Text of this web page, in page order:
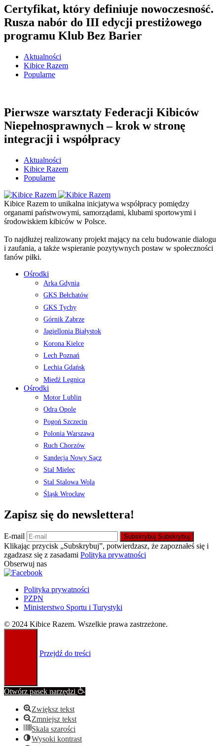
Certyfikat, który definiuje nowoczesność.
Rusza nabór do III edycji prestiżowego
programu Klub Bez Barier
Aktualności
Kibice Razem
Popularne
Pierwsze warsztaty Federacji Kibiców
Niepełnosprawnych – krok w stronę
integracji i współpracy
Aktualności
Kibice Razem
Popularne
Kibice Razem to unikalna inicjatywa współpracy pomiędzy
organami państwowymi, samorządami, klubami sportowymi i
środowiskiem kibiców w Polsce.
To najdłużej realizowany projekt mający na celu budowanie dialogu
i zaufania, a także wspieranie pozytywnych postaw w społeczności
fanów piłki.
Ośrodki
Arka Gdynia
GKS Bełchatów
GKS Tychy
Górnik Zabrze
Jagiellonia Białystok
Korona Kielce
Lech Poznań
Lechia Gdańsk
Miedź Legnica
Ośrodki
Motor Lublin
Odra Opole
Pogoń Szczecin
Polonia Warszawa
Ruch Chorzów
Sandecja Nowy Sącz
Stal Mielec
Stal Stalowa Wola
Śląsk Wrocław
Zapisz się do newslettera!
E-mail Subskrybuj Subskrybuj
Klikając przycisk „Subskrybuj”, potwierdzasz, że zapoznałeś się i
zgadzasz się z zasadami Polityka prywatności
Obserwuj nas
Polityka prywatności
PZPN
Ministerstwo Sportu i Turystyki
© 2024 Kibice Razem. Wszelkie prawa zastrzeżone.
Przejdź do treści
Otwórz pasek narzędzi
Zwiększ tekst
Zmniejsz tekst
Skala szarości
Wysoki kontrast